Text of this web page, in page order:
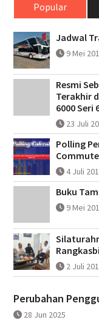
Popular
Jadwal
9 Mei
Resmi
Terakhir
6000 Seri
23 Juli
Polling
4 Juli
Buku
9 Mei
2 Juli
Perubahan
28 Jun 2025